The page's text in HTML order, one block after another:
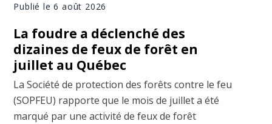
Publié le 6 août 2026
La foudre a déclenché des
dizaines de feux de forêt en
juillet au Québec
La Société de protection des forêts contre le feu
(SOPFEU) rapporte que le mois de juillet a été
marqué par une activité de feux de forêt